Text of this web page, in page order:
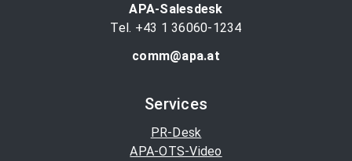
APA-Salesdesk
Tel. +43 1 36060-1234
comm@apa.at
Services
PR-Desk
APA-OTS-Video